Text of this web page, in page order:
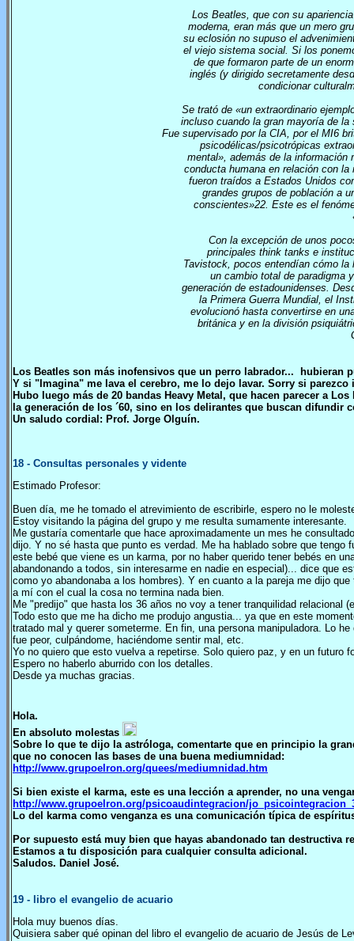
Los Beatles, que con su
moderna, eran más que un mero
su eclosión no supuso el
el viejo sistema social. Si los
de que formaron parte de un
inglés (y dirigido secretamente
condicionar
Se trató de «un extraordinario
incluso cuando la gran mayoría de
Fue supervisado por la CIA, por el MI6
psicodélicas/psicotrópicas
mental», además de la información
conducta humana en relación con
fueron traídos a Estados Unidos
grandes grupos de población a
conscientes»22. Este es el
Con la excepción de unos
principales think tanks e
Tavistock, pocos entendían cómo
un cambio total de paradigma
generación de estadounidenses.
la Primera Guerra Mundial, el
evolucionó hasta convertirse en
británica y en la división
Los Beatles son más inofensivos que un perro labrador... hubieran
Y si "Imagina" me lava el cerebro, me lo dejo lavar. Sorry si
Hubo luego más de 20 bandas Heavy Metal, que hacen parecer a
la generación de los ´60, sino en los delirantes que buscan difundir
Un saludo cordial: Prof. Jorge Olguín.
18 - Consultas personales y vidente
Estimado Profesor:
Buen día, me he tomado el atrevimiento de escribirle, espero no le
Estoy visitando la página del grupo y me resulta sumamente interesante.
Me gustaría comentarle que hace aproximadamente un mes he
dijo. Y no sé hasta que punto es verdad. Me ha hablado sobre que
este bebé que viene es un karma, por no haber querido tener bebés en
abandonando a todos, sin interesarme en nadie en especial)... dice que
como yo abandonaba a los hombres). Y en cuanto a la pareja me dijo
a mí con el cual la cosa no termina nada bien.
Me "predijo" que hasta los 36 años no voy a tener tranquilidad relacional
Todo esto que me ha dicho me produjo angustia... ya que en este
tratado mal y querer someterme. En fin, una persona manipuladora. Lo
fue peor, culpándome, haciéndome sentir mal, etc.
Yo no quiero que esto vuelva a repetirse. Solo quiero paz, y en un futuro
Espero no haberlo aburrido con los detalles.
Desde ya muchas gracias.
Hola.
En absoluto molestas
Sobre lo que te dijo la astróloga, comentarte que en principio la
que no conocen las bases de una buena mediumnidad:
http://www.grupoelron.org/quees/mediumnidad.htm
Si bien existe el karma, este es una lección a aprender, no una
http://www.grupoelron.org/psicoaudintegracion/
Lo del karma como venganza es una comunicación típica de
Por supuesto está muy bien que hayas abandonado tan destructiva
Estamos a tu disposición para cualquier consulta adicional.
Saludos. Daniel José.
19 - libro el evangelio de acuario
Hola muy buenos días.
Quisiera saber qué opinan del libro el evangelio de acuario de Jesús de